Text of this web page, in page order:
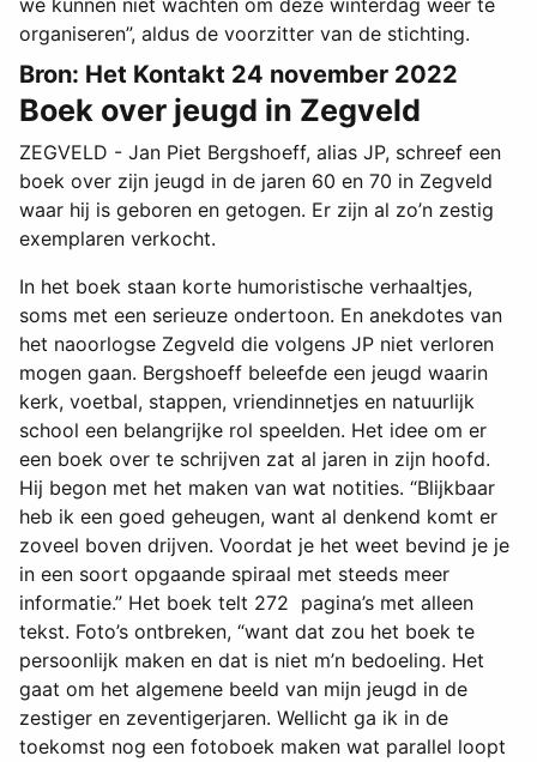
we kunnen niet wachten om deze winterdag weer te
organiseren”, aldus de voorzitter van de stichting.
Bron: Het Kontakt 24 november 2022
Boek over jeugd in Zegveld
ZEGVELD - Jan Piet Bergshoeff, alias JP, schreef een
boek over zijn jeugd in de jaren 60 en 70 in Zegveld
waar hij is geboren en getogen. Er zijn al zo’n zestig
exemplaren verkocht.
In het boek staan korte humoristische verhaaltjes,
soms met een serieuze ondertoon. En anekdotes van
het naoorlogse Zegveld die volgens JP niet verloren
mogen gaan. Bergshoeff beleefde een jeugd waarin
kerk, voetbal, stappen, vriendinnetjes en natuurlijk
school een belangrijke rol speelden. Het idee om er
een boek over te schrijven zat al jaren in zijn hoofd.
Hij begon met het maken van wat notities. “Blijkbaar
heb ik een goed geheugen, want al denkend komt er
zoveel boven drijven. Voordat je het weet bevind je je
in een soort opgaande spiraal met steeds meer
informatie.” Het boek telt 272 pagina’s met alleen
tekst. Foto’s ontbreken, “want dat zou het boek te
persoonlijk maken en dat is niet m’n bedoeling. Het
gaat om het algemene beeld van mijn jeugd in de
zestiger en zeventigerjaren. Wellicht ga ik in de
toekomst nog een fotoboek maken wat parallel loopt